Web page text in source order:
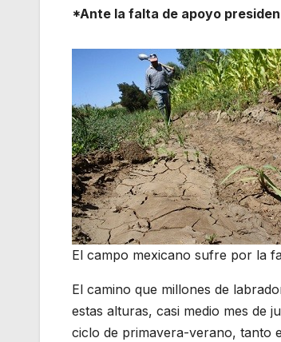
*Ante la falta de apoyo
El campo mexicano sufre por la
El camino que millones de
estas alturas, casi medio mes de
ciclo de primavera-verano, tanto